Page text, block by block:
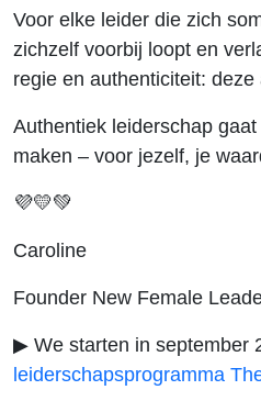
Voor elke leider die zich
zichzelf voorbij loopt en
regie en authenticiteit:
Authentiek leiderschap
maken – voor jezelf, je
💜💛💚
Caroline
Founder New Female
▶ We starten in september
leiderschapsprogramma